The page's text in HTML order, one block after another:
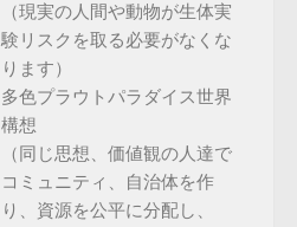
（現実の人間や動物が生体実
験リスクを取る必要がなくな
ります）
多色プラウトパラダイス世界
構想
（同じ思想、価値観の人達で
コミュニティ、自治体を作
り、資源を公平に分配し、